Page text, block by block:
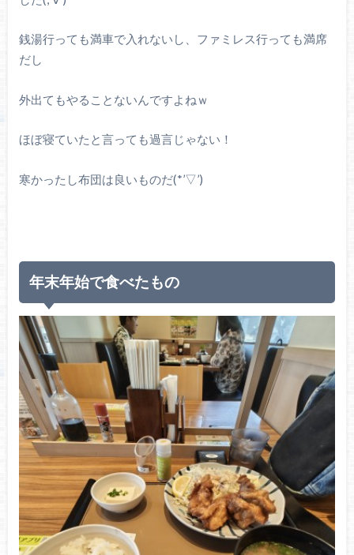
銭湯行っても満車で入れないし、ファミレス行っても満席
だし
外出てもやることないんですよねｗ
ほぼ寝ていたと言っても過言じゃない！
寒かったし布団は良いものだ(*’▽’)
年末年始で食べたもの